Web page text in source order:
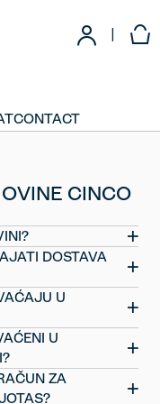
CONTACT
CINCO
je jednostavan.
u kojoj samo
pristupiti i poslati
DOSTAVA
3 radna dana na
dostavu rokove
U
ili debitnom
Apple Pay i Google
U
vrši se putem
ZA